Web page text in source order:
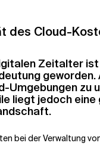
des Cloud-
Zeitalter
Umgebungen zu
liegt jedoch
bei der Verwaltung